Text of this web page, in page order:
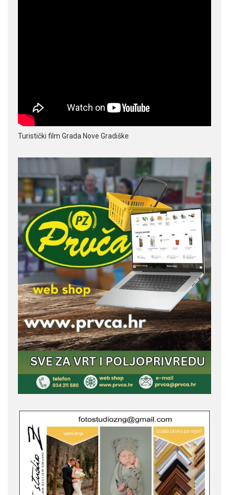
Turistički film Grada Nove Gradiške